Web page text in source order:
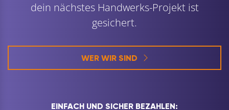
dein nächstes Handwerks-Projekt ist
gesichert.
WER WIR SIND
EINFACH UND SICHER BEZAHLEN: